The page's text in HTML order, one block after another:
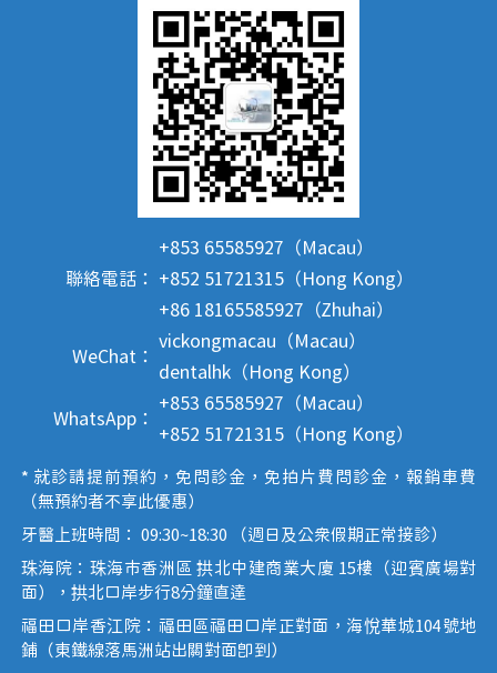
聯絡電話：
+853 65585927（Macau）
+852 51721315（Hong Kong）
+86 18165585927（Zhuhai）
WeChat：
vickongmacau（Macau）
dentalhk（Hong Kong）
WhatsApp：
+853 65585927（Macau）
+852 51721315（Hong Kong）
* 就診請提前預約，免問診金，免拍片費問診金，報銷車費
（無預約者不享此優惠）
牙醫上班時間： 09:30~18:30 （週日及公眾假期正常接診）
珠海院：珠海市香洲區 拱北中建商業大廈 15樓（迎賓廣場對
面），拱北口岸步行8分鐘直達
福田口岸香江院：福田區福田口岸正對面，海悅華城104號地
鋪（東鐵線落馬洲站出關對面即到）